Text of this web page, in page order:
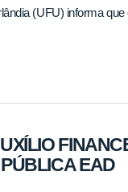
(UFU) informa que
EAD